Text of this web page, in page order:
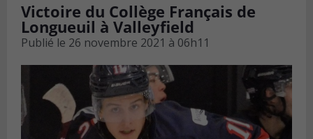
Victoire du Collège Français de
Longueuil à Valleyfield
Publié le 26 novembre 2021 à 06h11